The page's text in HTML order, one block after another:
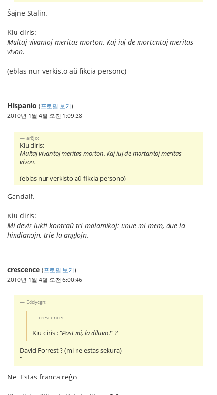
Ŝajne Stalin.
Kiu diris:
Multaj vivantoj meritas morton. Kaj iuj de mortantoj meritas
vivon.
(eblas nur verkisto aŭ fikcia persono)
Hispanio (프로필 보기)
2010년 1월 4일 오전 1:09:28
arĉjo:
Kiu diris:
Multaj vivantoj meritas morton. Kaj iuj de mortantoj meritas
vivon.
(eblas nur verkisto aŭ fikcia persono)
Gandalf.
Kiu diris:
Mi devis lukti kontraŭ tri malamikoj: unue mi mem, due la
hindianojn, trie la anglojn.
crescence (프로필 보기)
2010년 1월 4일 오전 6:00:46
Eddycgn:
crescence:
Kiu diris : "Post mi, la diluvo !" ?
David Forrest ? (mi ne estas sekura)
"
Ne. Estas franca reĝo...